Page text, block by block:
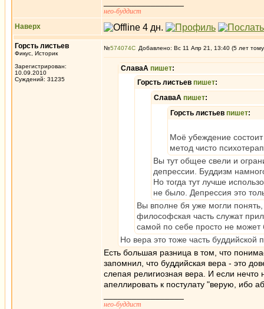
нео-буддист
Наверх
Горсть листьев
Фикус, Историк
Зарегистрирован:
10.09.2010
Суждений: 31235
№574074 Добавлено: Вс 11 Апр 21, 13:40 (5 лет
СлаваА пишет:
Горсть листьев пишет:
СлаваА пишет:
Горсть листьев пишет:
Моё убеждение
метод чисто
Вы тут общее свели и
депрессии. Буддизм
Но тогда тут лучше
не было. Депрессия это
Вы вполне бя уже могли понять,
философская часть служат
самой по себе просто не может
Но вера это тоже часть
Есть большая разница в том, что
запомнил, что буддийская вера - это
слепая религиозная вера. И если нечто
апеллировать к постулату "верую, ибо
нео-буддист